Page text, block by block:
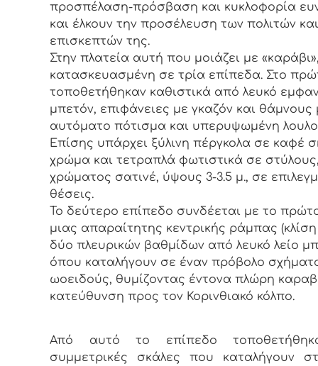
προσπέλαση-πρόσβαση και κυκλοφορία
και έλκουν την προσέλευση των πολιτών
επισκεπτών της.
Στην πλατεία αυτή που μοιάζει με
κατασκευασμένη σε τρία επίπεδα. Στο
τοποθετήθηκαν καθιστικά από λευκό
μπετόν, επιφάνειες με γκαζόν και θάμνους
αυτόματο πότισμα και υπερυψωμένη
Επίσης υπάρχει ξύλινη πέργκολα σε καφέ
χρώμα και τετραπλά φωτιστικά σε
χρώματος σατινέ, ύψους 3-3.5 μ., σε
θέσεις.
Το δεύτερο επίπεδο συνδέεται με το
μιας απαραίτητης κεντρικής ράμπας (κλίση
δύο πλευρικών βαθμίδων από λευκό λείο
όπου καταλήγουν σε έναν πρόβολο
ωοειδούς, θυμίζοντας έντονα πλώρη
κατεύθυνση προς τον Κορινθιακό κόλπο.
Από αυτό το επίπεδο
συμμετρικές σκάλες που καταλήγουν